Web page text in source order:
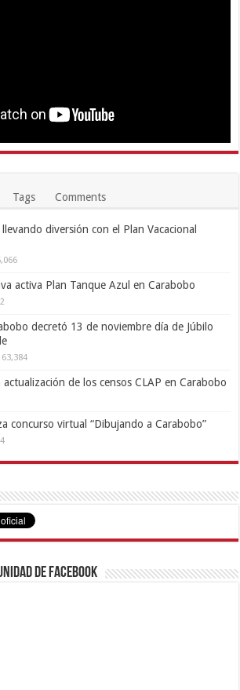
Tags Comments
diversión con el Plan Vacacional
activa Plan Tanque Azul en Carabobo
decretó 13 de noviembre día de Júbilo
63,384
actualización de los censos CLAP en Carabobo
concurso virtual “Dibujando a Carabobo”
de Facebook